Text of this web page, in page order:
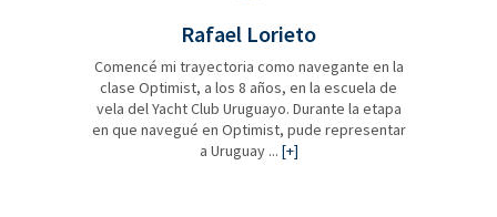
Rafael Lorieto
Comencé mi trayectoria como navegante en la
clase Optimist, a los 8 años, en la escuela de
vela del Yacht Club Uruguayo. Durante la etapa
en que navegué en Optimist, pude representar
a Uruguay ... [+]